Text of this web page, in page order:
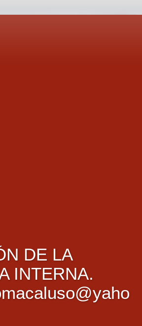
DE LA
INTERNA.